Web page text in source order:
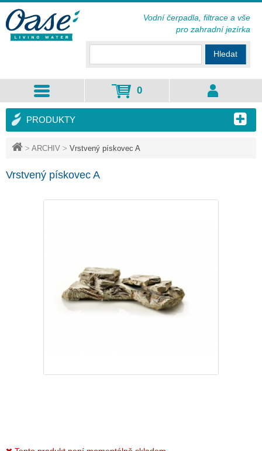
> ARCHIV > Vrstvený pískovec A
Vrstvený pískovec A
PRODUKTY
Hledat
0
Vodní čerpadla, filtrace a vše
pro zahradní jezírka